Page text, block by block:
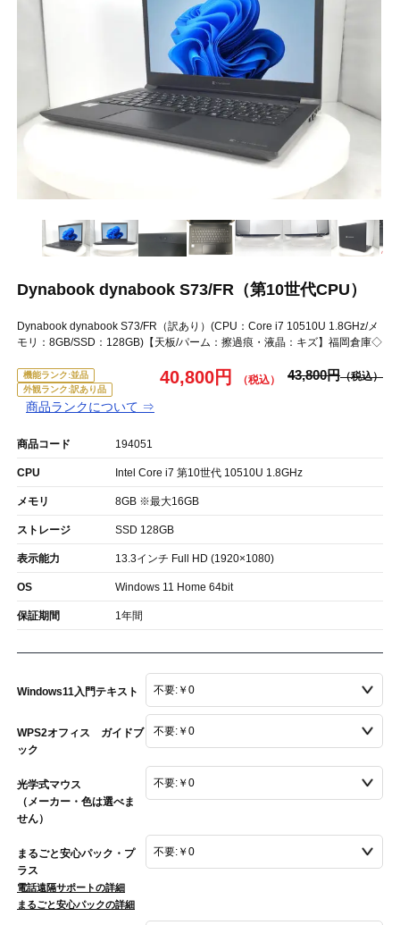
Dynabook dynabook S73/FR（第10世代CPU）
Dynabook dynabook S73/FR（訳あり）(CPU：Core i7 10510U 1.8GHz/メ
モリ：8GB/SSD：128GB)【天板/パーム：擦過痕・液晶：キズ】福岡倉庫◇
機能ランク:並品
外観ランク:訳あり品
商品ランクについて ⇒
40,800円 43,800円
商品コード 194051
CPU Intel Core i7 第10世代 10510U 1.8GHz
メモリ 8GB ※最大16GB
ストレージ SSD 128GB
表示能力 13.3インチ Full HD (1920×1080)
OS Windows 11 Home 64bit
保証期間 1年間
Windows11入門テキスト
WPS2オフィス ガイドブ
ック
光学式マウス
（メーカー・色は選べま
せん）
まるごと安心パック・プ
ラス
電話遠隔サポートの詳細
まるごと安心パックの詳細